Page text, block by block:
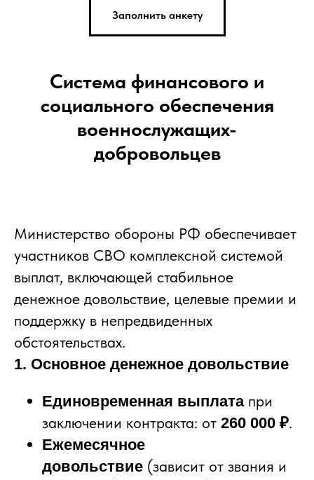
Заполнить анкету
Система финансового и
социального обеспечения
военнослужащих-
добровольцев
Министерство обороны РФ обеспечивает
участников СВО комплексной системой
выплат, включающей стабильное
денежное довольствие, целевые премии и
поддержку в непредвиденных
обстоятельствах.
1. Основное денежное довольствие
Единовременная выплатапри
заключении контракта: от 260 000 ₽.
Ежемесячное
довольствие (зависит от звания и